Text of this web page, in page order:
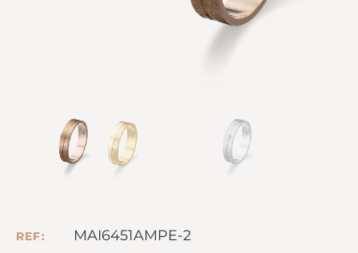
REF: MAI6451AMPE-2